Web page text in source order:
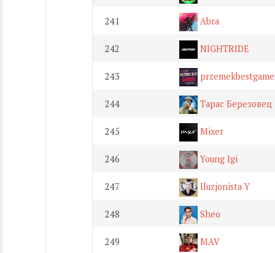
241 Abra
242 NIGHTRIDE
243
244 Тарас Березовец
245 Mixer
246 Young Igi
247 Iluzjonista Y
248 Sheo
249 MAV